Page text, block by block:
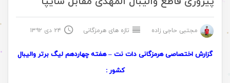
مجتبی حاجی زاده تازه های هرمزگانی ۲۴ دی ۱۳۹۲
گزارش اختصاصی هرمزگانی دات نت –هفته چهاردهم لیگ برتر والیبال
کشور :